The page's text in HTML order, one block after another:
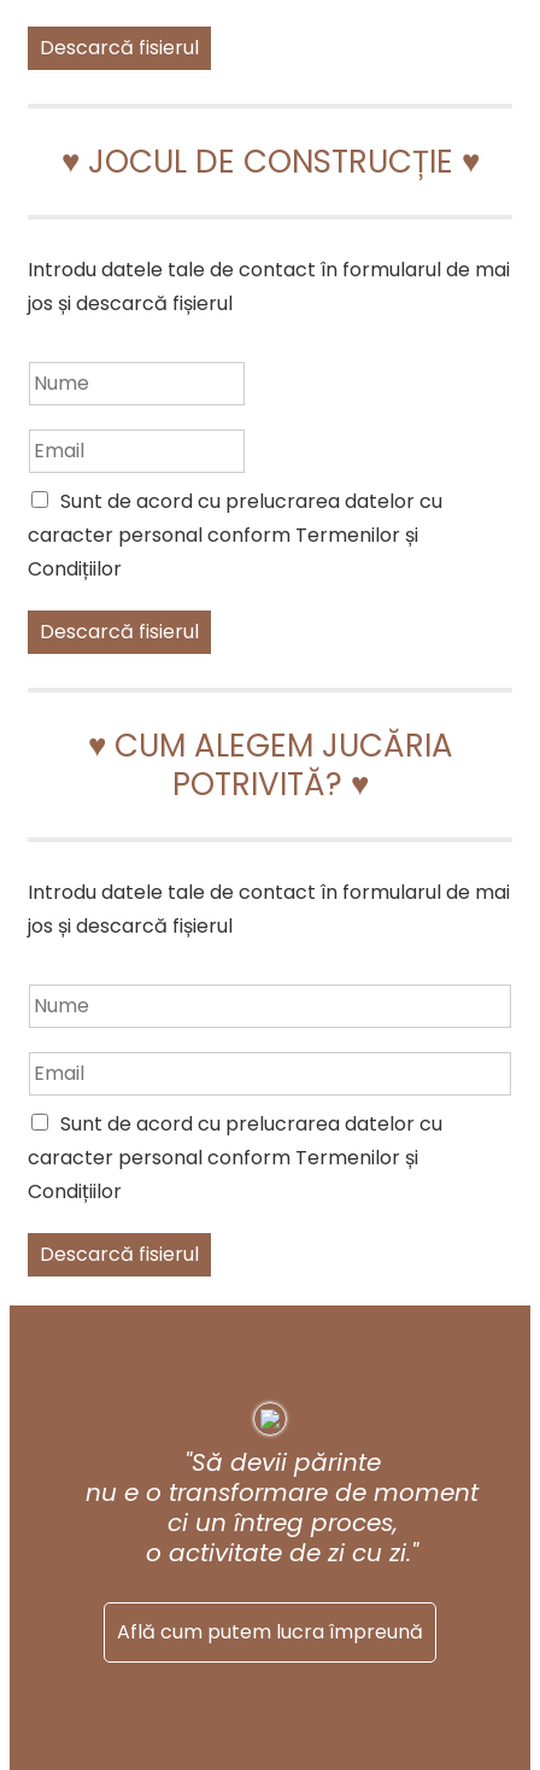
Descarcă fisierul
♥ JOCUL DE CONSTRUCȚIE ♥
Introdu datele tale de contact în formularul de mai
jos și descarcă fișierul
N
u
e
*
E
m
a
i
l
*
Sunt de acord cu prelucrarea datelor cu
caracter personal conform Termenilor și
Condițiilor
Descarcă fisierul
♥ CUM ALEGEM JUCĂRIA
POTRIVITĂ? ♥
Introdu datele tale de contact în formularul de mai
jos și descarcă fișierul
N
u
e
*
E
m
a
i
l
*
Sunt de acord cu prelucrarea datelor cu
caracter personal conform Termenilor și
Condițiilor
Descarcă fisierul
"Să devii părinte
nu e o transformare de moment
ci un întreg proces,
o activitate de zi cu zi."
Află cum putem lucra împreună